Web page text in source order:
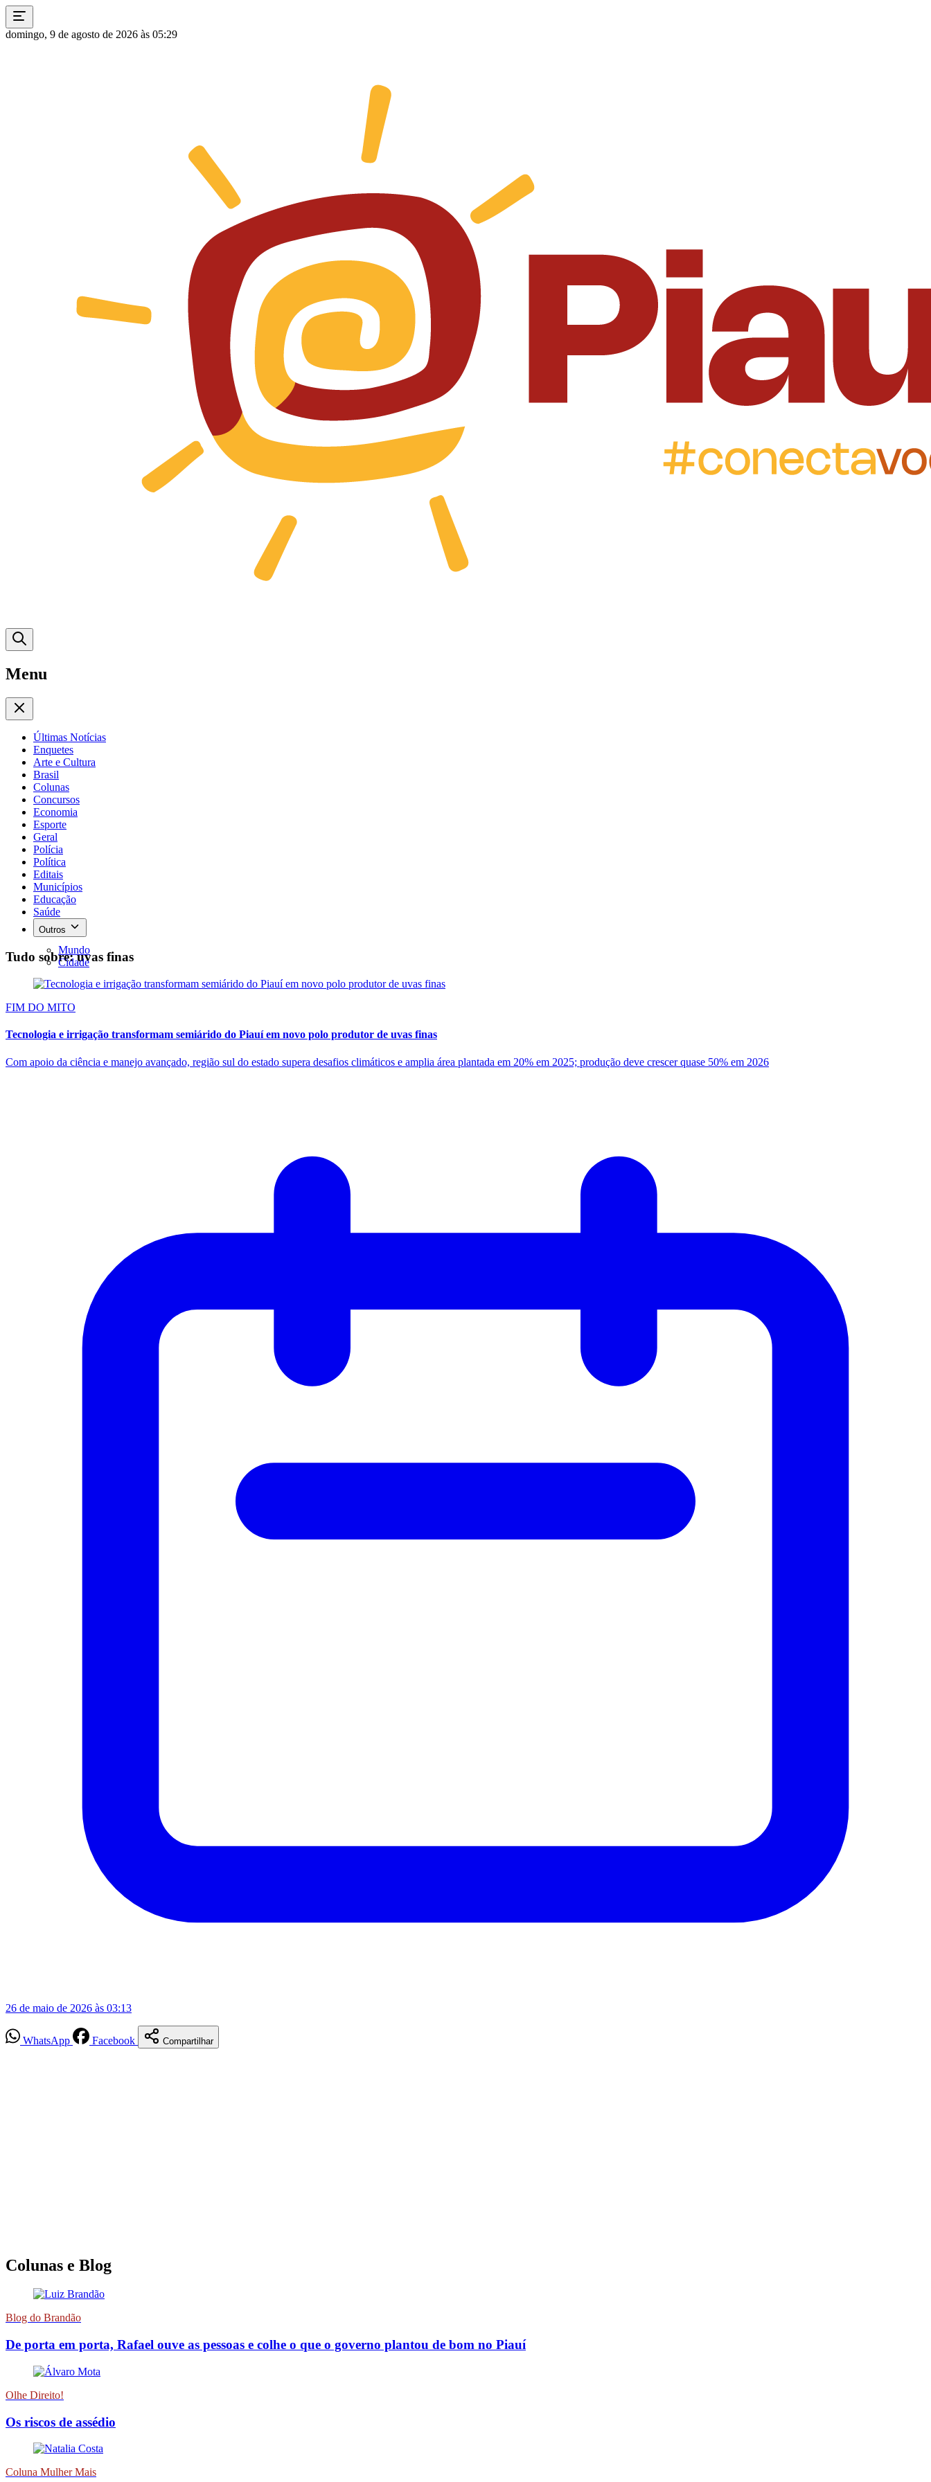
domingo, 9 de agosto de 2026 às 05:29
Menu
Últimas Notícias
Enquetes
Arte e Cultura
Brasil
Colunas
Concursos
Economia
Esporte
Geral
Polícia
Política
Editais
Municípios
Educação
Saúde
Outros
Mundo
Cidade
Tudo sobre: uvas finas
FIM DO MITO
Tecnologia e irrigação transformam semiárido do Piauí em novo polo produtor de uvas finas
Com apoio da ciência e manejo avançado, região sul do estado supera desafios climáticos e amplia área plantada em 20% em 2025; produção deve crescer quase 50% em 2026
26 de maio de 2026 às 03:13
WhatsApp Facebook Compartilhar
Colunas e Blog
Blog do Brandão
De porta em porta, Rafael ouve as pessoas e colhe o que o governo plantou de bom no Piauí
Olhe Direito!
Os riscos de assédio
Coluna Mulher Mais